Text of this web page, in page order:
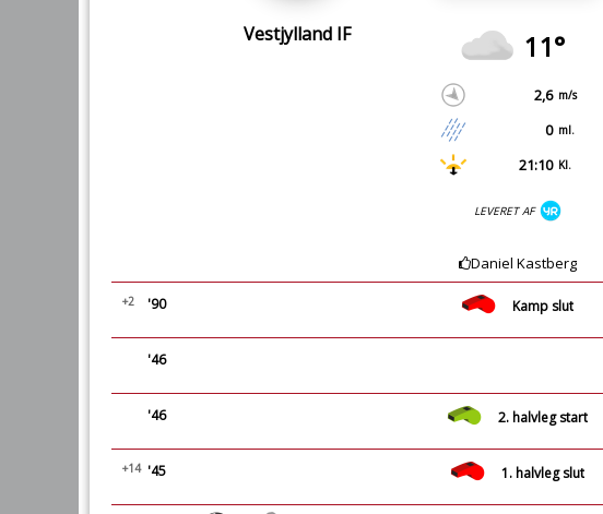
Vestjylland IF 11°
2,6 m/s
0 ml.
21:10 Kl.
LEVERET AF
Daniel Kastberg
'90
+2 Kamp slut
'46
'46 2. halvleg start
'45
+14 1. halvleg slut